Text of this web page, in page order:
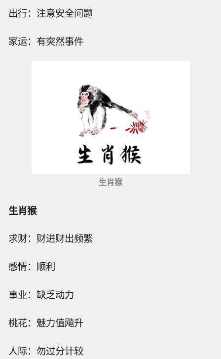
出行：注意安全问题
家运：有突然事件
生肖猴
生肖猴
求财：财进财出频繁
感情：顺利
事业：缺乏动力
桃花：魅力值飚升
人际：勿过分计较